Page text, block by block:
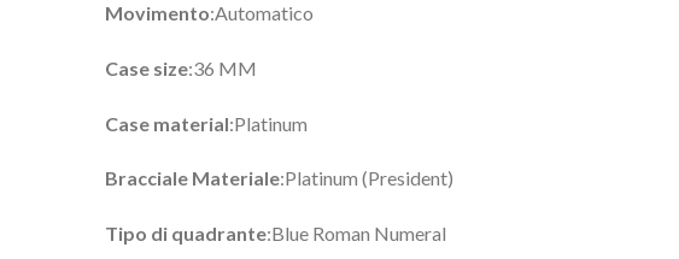
Movimento:Automatico
Case size:36 MM
Case material:Platinum
Bracciale Materiale:Platinum (President)
Tipo di quadrante:Blue Roman Numeral